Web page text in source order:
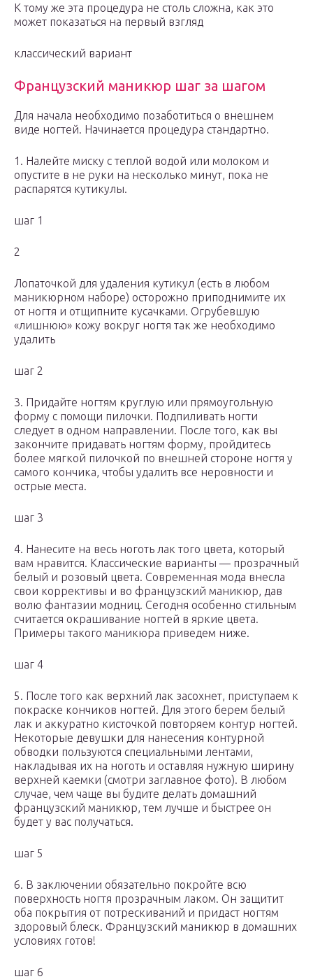
К тому же эта процедура не столь сложна, как это
может показаться на первый взгляд
классический вариант
Французский маникюр шаг за шагом
Для начала необходимо позаботиться о внешнем
виде ногтей. Начинается процедура стандартно.
1. Налейте миску с теплой водой или молоком и
опустите в не руки на несколько минут, пока не
распарятся кутикулы.
шаг 1
2
Лопаточкой для удаления кутикул (есть в любом
маникюрном наборе) осторожно приподнимите их
от ногтя и отщипните кусачками. Огрубевшую
«лишнюю» кожу вокруг ногтя так же необходимо
удалить
шаг 2
3. Придайте ногтям круглую или прямоугольную
форму с помощи пилочки. Подпиливать ногти
следует в одном направлении. После того, как вы
закончите придавать ногтям форму, пройдитесь
более мягкой пилочкой по внешней стороне ногтя у
самого кончика, чтобы удалить все неровности и
острые места.
шаг 3
4. Нанесите на весь ноготь лак того цвета, который
вам нравится. Классические варианты — прозрачный
белый и розовый цвета. Современная мода внесла
свои коррективы и во французский маникюр, дав
волю фантазии модниц. Сегодня особенно стильным
считается окрашивание ногтей в яркие цвета.
Примеры такого маникюра приведем ниже.
шаг 4
5. После того как верхний лак засохнет, приступаем к
покраске кончиков ногтей. Для этого берем белый
лак и аккуратно кисточкой повторяем контур ногтей.
Некоторые девушки для нанесения контурной
обводки пользуются специальными лентами,
накладывая их на ноготь и оставляя нужную ширину
верхней каемки (смотри заглавное фото). В любом
случае, чем чаще вы будите делать домашний
французский маникюр, тем лучше и быстрее он
будет у вас получаться.
шаг 5
6. В заключении обязательно покройте всю
поверхность ногтя прозрачным лаком. Он защитит
оба покрытия от потрескиваний и придаст ногтям
здоровый блеск. Французский маникюр в домашних
условиях готов!
шаг 6